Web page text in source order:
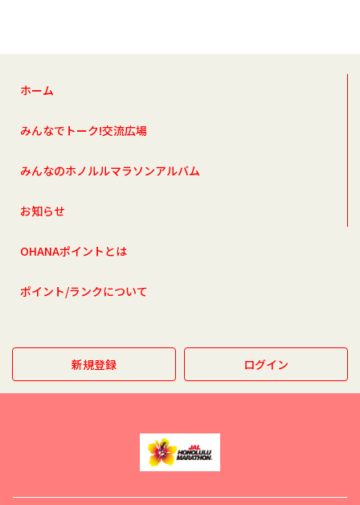
ホーム
みんなでトーク!交流広場
みんなのホノルルマラソンアルバム
お知らせ
OHANAポイントとは
ポイント/ランクについて
新規登録 ログイン